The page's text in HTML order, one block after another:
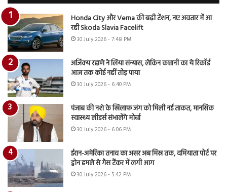
Honda City और Verna की बढ़ी टेंशन, नए अवतार में आ
रही Skoda Slavia Facelift
30 July 2026 - 7:48 PM
अजिंक्य रहाणे ने लिया संन्यास, लेकिन कप्तानी का ये रिकॉर्ड
आज तक कोई नहीं तोड़ पाया
30 July 2026 - 6:40 PM
पंजाब की नशे के खिलाफ जंग को मिली नई ताकत, मानसिक
स्वास्थ्य लीडर्स संभालेंगे मोर्चा
30 July 2026 - 6:06 PM
ईरान-अमेरिका तनाव का असर अब मिस्र तक, दमियाता पोर्ट पर
ड्रोन हमले से गैस टैंकर में लगी आग
30 July 2026 - 5:42 PM